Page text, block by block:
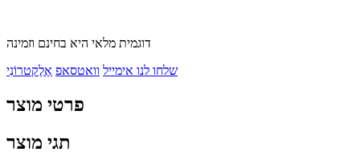
דוגמית מלאי היא בחינם וזמינה
שלחו לנו אימייל וואטסאפ אֶלֶקטרוֹנִי
פרטי מוצר
תגי מוצר